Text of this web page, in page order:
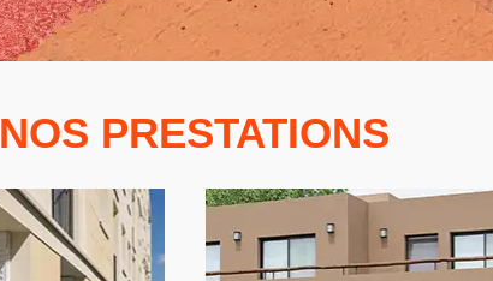
NOS PRESTATIONS